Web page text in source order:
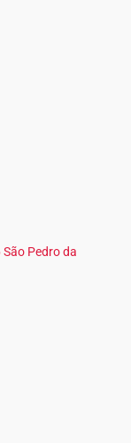
São Pedro da